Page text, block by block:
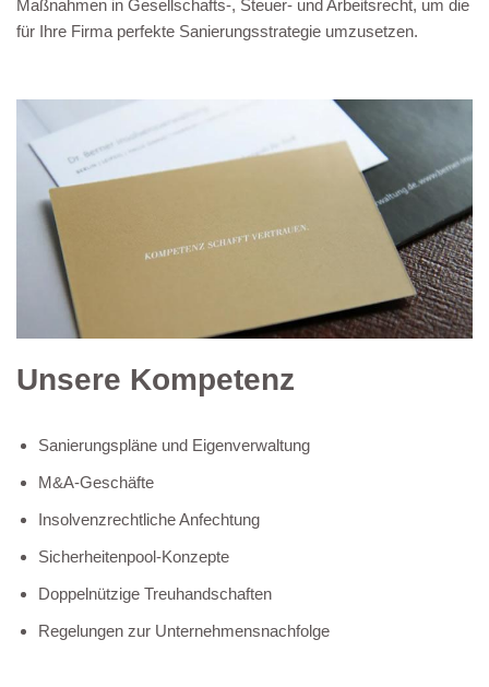
Maßnahmen in Gesellschafts-, Steuer- und Arbeitsrecht, um die
für Ihre Firma perfekte Sanierungsstrategie umzusetzen.
Unsere Kompetenz
Sanierungspläne und Eigenverwaltung
M&A-Geschäfte
Insolvenzrechtliche Anfechtung
Sicherheitenpool-Konzepte
Doppelnützige Treuhandschaften
Regelungen zur Unternehmensnachfolge